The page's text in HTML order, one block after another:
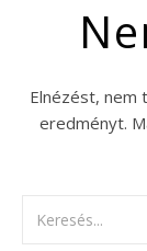
Elnézést, nem
eredményt.